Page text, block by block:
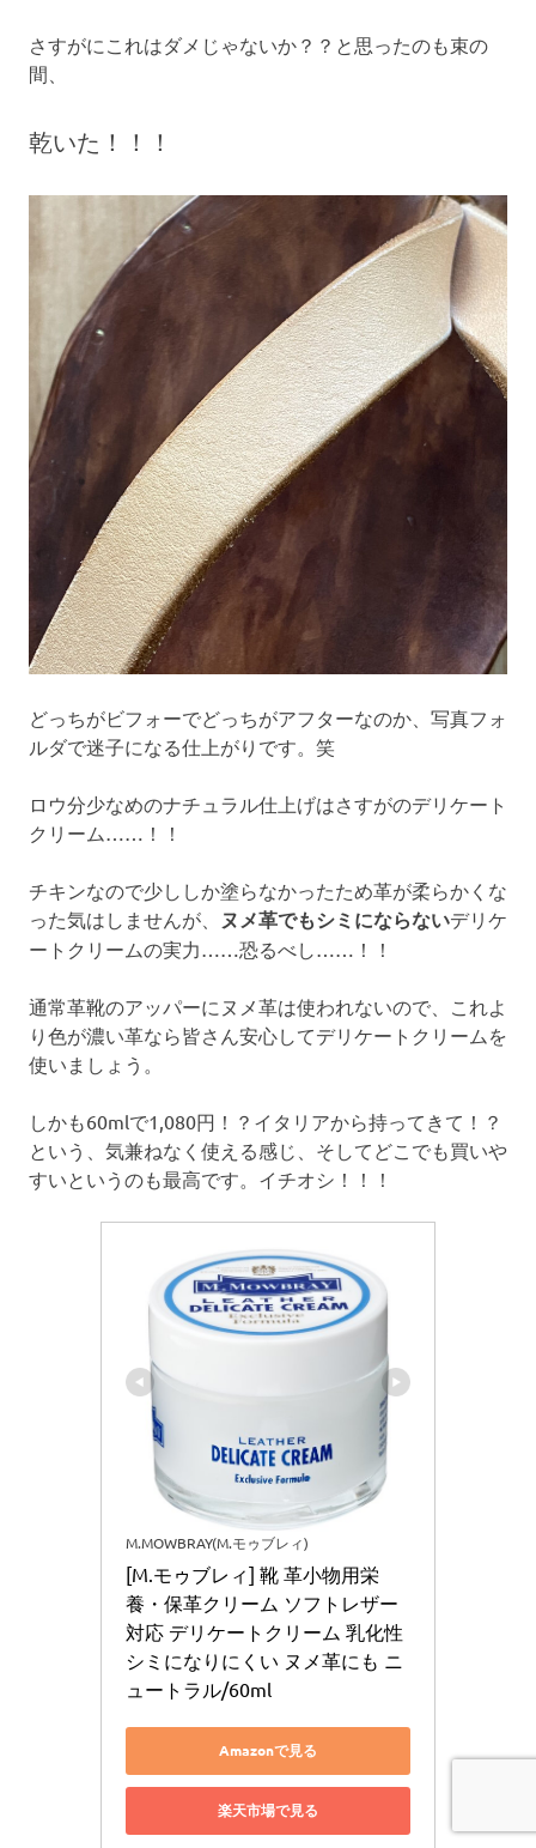
さすがにこれはダメじゃないか？？と思ったのも束の
間、
乾いた！！！
どっちがビフォーでどっちがアフターなのか、写真フォ
ルダで迷子になる仕上がりです。笑
ロウ分少なめのナチュラル仕上げはさすがのデリケート
クリーム……！！
チキンなので少ししか塗らなかったため革が柔らかくな
った気はしませんが、
ヌメ革でもシミにならないデリケ
ートクリームの実力……恐るべし……！！
通常革靴のアッパーにヌメ革は使われないので、これよ
り色が濃い革なら皆さん安心してデリケートクリームを
使いましょう。
しかも60mlで1,080円！？イタリアから持ってきて！？
という、気兼ねなく使える感じ、そしてどこでも買いや
すいというのも最高です。イチオシ！！！
M.MOWBRAY(M.モゥブレィ)
[M.モゥブレィ] 靴 革小物用栄
養・保革クリーム ソフトレザー
対応 デリケートクリーム 乳化性
シミになりにくい ヌメ革にも ニ
ュートラル/60ml
Amazonで見る
楽天市場で見る